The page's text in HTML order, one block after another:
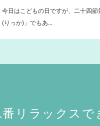
今日はこどもの日ですが、二十四節
(りっか)」でもあ...
リラックスで